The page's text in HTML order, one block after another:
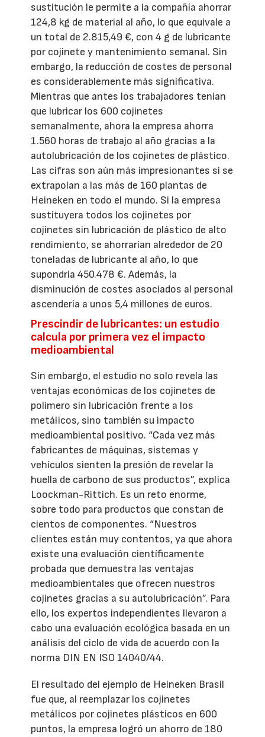
sustitución le permite a la compañía ahorrar
124,8 kg de material al año, lo que equivale a
un total de 2.815,49 €, con 4 g de lubricante
por cojinete y mantenimiento semanal. Sin
embargo, la reducción de costes de personal
es considerablemente más significativa.
Mientras que antes los trabajadores tenían
que lubricar los 600 cojinetes
semanalmente, ahora la empresa ahorra
1.560 horas de trabajo al año gracias a la
autolubricación de los cojinetes de plástico.
Las cifras son aún más impresionantes si se
extrapolan a las más de 160 plantas de
Heineken en todo el mundo. Si la empresa
sustituyera todos los cojinetes por
cojinetes sin lubricación de plástico de alto
rendimiento, se ahorrarían alrededor de 20
toneladas de lubricante al año, lo que
supondría 450.478 €. Además, la
disminución de costes asociados al personal
ascendería a unos 5,4 millones de euros.
Prescindir de lubricantes: un estudio
calcula por primera vez el impacto
medioambiental
Sin embargo, el estudio no solo revela las
ventajas económicas de los cojinetes de
polímero sin lubricación frente a los
metálicos, sino también su impacto
medioambiental positivo. “Cada vez más
fabricantes de máquinas, sistemas y
vehículos sienten la presión de revelar la
huella de carbono de sus productos”, explica
Loockman-Rittich. Es un reto enorme,
sobre todo para productos que constan de
cientos de componentes. “Nuestros
clientes están muy contentos, ya que ahora
existe una evaluación científicamente
probada que demuestra las ventajas
medioambientales que ofrecen nuestros
cojinetes gracias a su autolubricación”. Para
ello, los expertos independientes llevaron a
cabo una evaluación ecológica basada en un
análisis del ciclo de vida de acuerdo con la
norma DIN EN ISO 14040/44.
El resultado del ejemplo de Heineken Brasil
fue que, al reemplazar los cojinetes
metálicos por cojinetes plásticos en 600
puntos, la empresa logró un ahorro de 180